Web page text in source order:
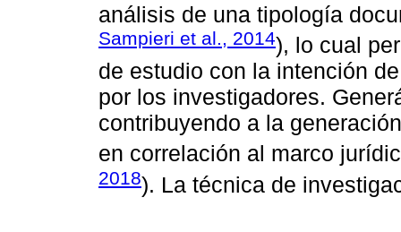
análisis de una tipología
Sampieri et al., 2014), lo cual
de estudio con la intención
por los investigadores.
contribuyendo a la
en correlación al marco
2018). La técnica de